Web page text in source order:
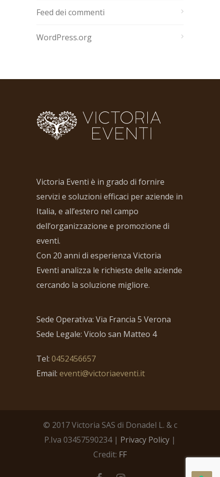
Feed dei commenti
WordPress.org
Victoria Eventi è in grado di fornire
servizi e soluzioni efficaci per aziende in
Italia, e all’estero nel campo
dell’organizzazione e promozione di
eventi.
Con 20 anni di esperienza Victoria
Eventi analizza le richieste delle aziende
cercando la soluzione migliore.
Sede Operativa: Via Francia 5 Verona
Sede Legale: Vicolo san Matteo 4
Tel: 0452456657
Email: eventi@victoriaeventi.it
© 2017 Victoria SAS di Donadel L. & c
P.Iva 03457590234 | Privacy Policy |
Credit: FF